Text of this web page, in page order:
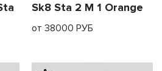
Sk8 Sta 2 M 1 Orange
от 38000 РУБ